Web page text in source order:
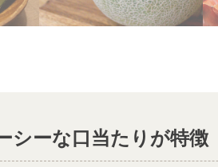
シーな口当たりが特徴